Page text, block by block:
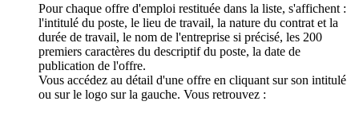
Pour chaque offre d'emploi restituée dans la liste, s'affichent :
l'intitulé du poste, le lieu de travail, la nature du contrat et la
durée de travail, le nom de l'entreprise si précisé, les 200
premiers caractères du descriptif du poste, la date de
publication de l'offre.
Vous accédez au détail d'une offre en cliquant sur son intitulé
ou sur le logo sur la gauche. Vous retrouvez :